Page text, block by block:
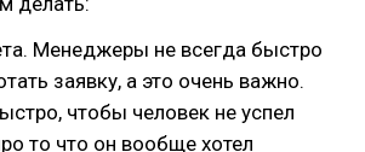
Менеджеры не всегда быстро
заявку, а это очень важно.
чтобы человек не успел
то что он вообще хотел